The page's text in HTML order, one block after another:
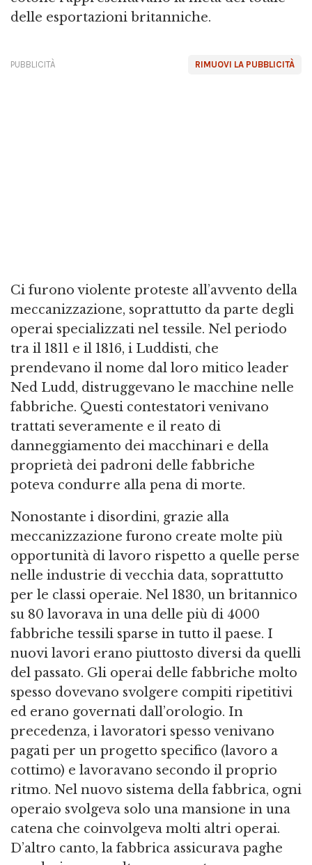
delle esportazioni britanniche.
RIMUOVI LA PUBBLICITÀ
PUBBLICITÀ
Ci furono violente proteste all’avvento della
meccanizzazione, soprattutto da parte degli
operai specializzati nel tessile. Nel periodo
tra il 1811 e il 1816, i Luddisti, che
prendevano il nome dal loro mitico leader
Ned Ludd, distruggevano le macchine nelle
fabbriche. Questi contestatori venivano
trattati severamente e il reato di
danneggiamento dei macchinari e della
proprietà dei padroni delle fabbriche
poteva condurre alla pena di morte.
Nonostante i disordini, grazie alla
meccanizzazione furono create molte più
opportunità di lavoro rispetto a quelle perse
nelle industrie di vecchia data, soprattutto
per le classi operaie. Nel 1830, un britannico
su 80 lavorava in una delle più di 4000
fabbriche tessili sparse in tutto il paese. I
nuovi lavori erano piuttosto diversi da quelli
del passato. Gli operai delle fabbriche molto
spesso dovevano svolgere compiti ripetitivi
ed erano governati dall’orologio. In
precedenza, i lavoratori spesso venivano
pagati per un progetto specifico (lavoro a
cottimo) e lavoravano secondo il proprio
ritmo. Nel nuovo sistema della fabbrica, ogni
operaio svolgeva solo una mansione in una
catena che coinvolgeva molti altri operai.
D’altro canto, la fabbrica assicurava paghe